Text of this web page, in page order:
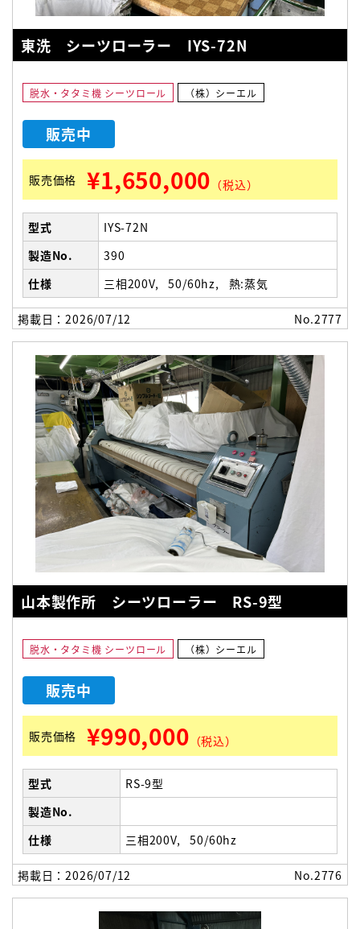
東洗 シーツローラー IYS-72N
脱水・タタミ機 シーツロール （株）シーエル
販売中
販売価格 ¥1,650,000 （税込）
型式
IYS-72N
製造No.
390
仕様
三相200V 50/60hz 熱:蒸気
掲載日：2026/07/12 No.2777
山本製作所 シーツローラー RS-9型
脱水・タタミ機 シーツロール （株）シーエル
販売中
販売価格 ¥990,000 （税込）
型式
RS-9型
製造No.
仕様
三相200V 50/60hz
掲載日：2026/07/12 No.2776